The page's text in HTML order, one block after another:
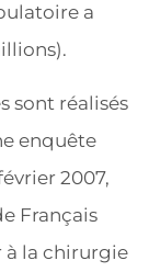
a
sont réalisés
enquête
2007,
Français
à la chirurgie